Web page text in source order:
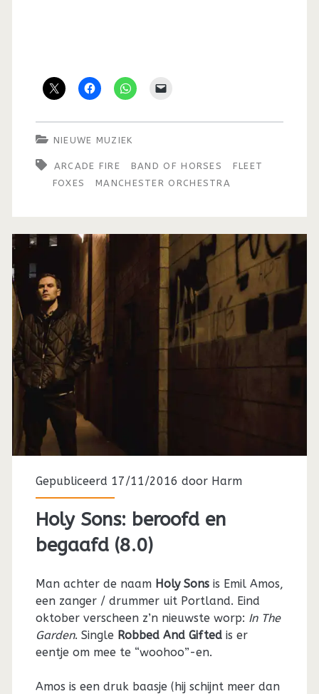
NIEUWE MUZIEK
ARCADE FIRE BAND OF HORSES
FLEET
FOXES
MANCHESTER ORCHESTRA
Gepubliceerd 17/11/2016 door Harm
Holy Sons: beroofd en
begaafd (8.0)
Man achter de naam Holy Sonsis Emil Amos,
een zanger / drummer uit Portland. Eind
oktober verscheen z’n nieuwste worp: In The
Garden. Single Robbed And Giftedis er
eentje om mee te “woohoo”-en.
Amos is een druk baasje (hij schijnt meer dan